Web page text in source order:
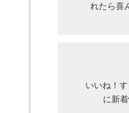
れたら喜
いいね！
に新